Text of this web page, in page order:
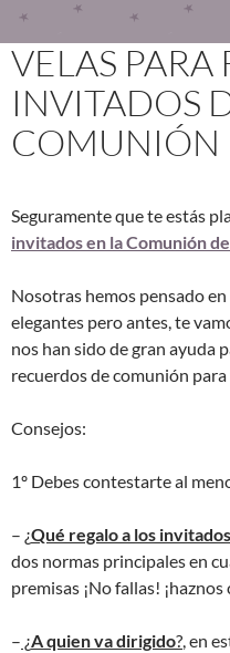
VELAS PARA
INVITADOS
COMUNIÓN
Seguramente que te estás
invitados en la Comunión
Nosotras hemos pensado
elegantes pero antes, te
nos han sido de gran ayuda
recuerdos de comunión
Consejos:
1º Debes contestarte al
– ¿Qué regalo a los invitados
dos normas principales en
premisas ¡No fallas! ¡haznos
– ¿A quien va dirigido?, en